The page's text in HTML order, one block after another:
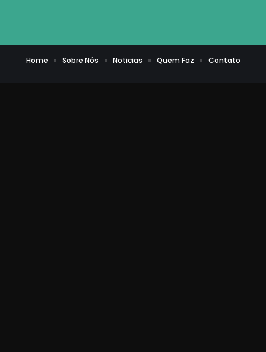
Home Sobre Nós Noticias Quem Faz Contato